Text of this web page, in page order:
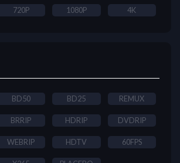
720P 1080P 4K
BD50 BD25 REMUX
BRRIP HDRIP DVDRIP
WEBRIP HDTV 60FPS